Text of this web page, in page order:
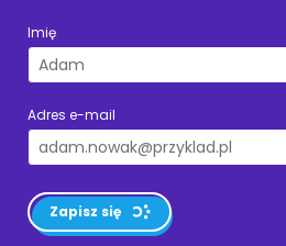
Imię
Adres e-mail
Zapisz się